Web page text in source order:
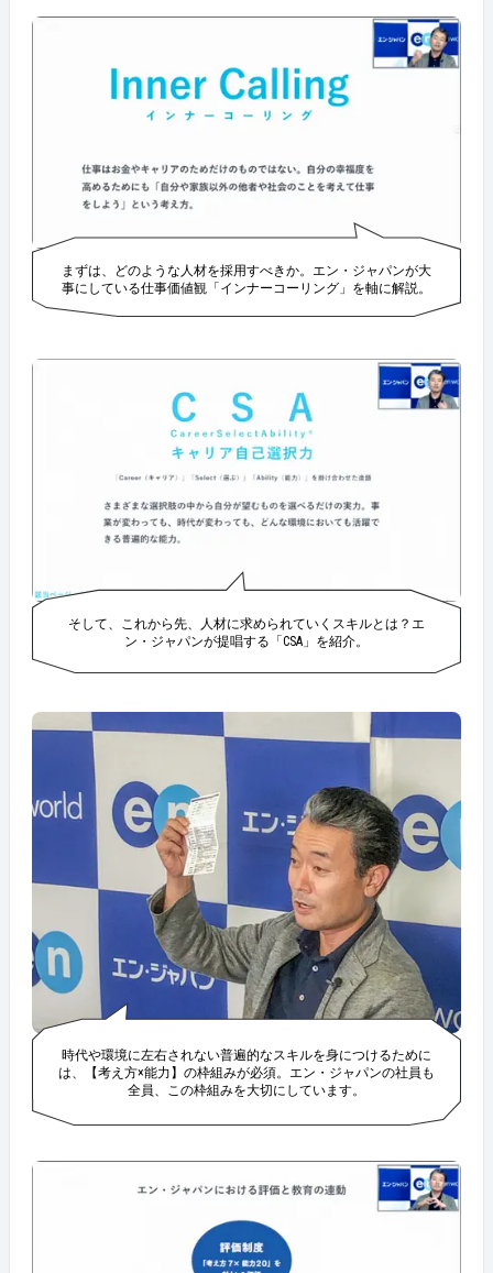
まずは、どのような人材を採用すべきか。エン・ジャパンが大
事にしている仕事価値観「インナーコーリング」を軸に解説。
そして、これから先、人材に求められていくスキルとは？エ
ン・ジャパンが提唱する「CSA」を紹介。
時代や環境に左右されない普遍的なスキルを身につけるために
は、【考え方×能力】の枠組みが必須。エン・ジャパンの社員も
全員、この枠組みを大切にしています。